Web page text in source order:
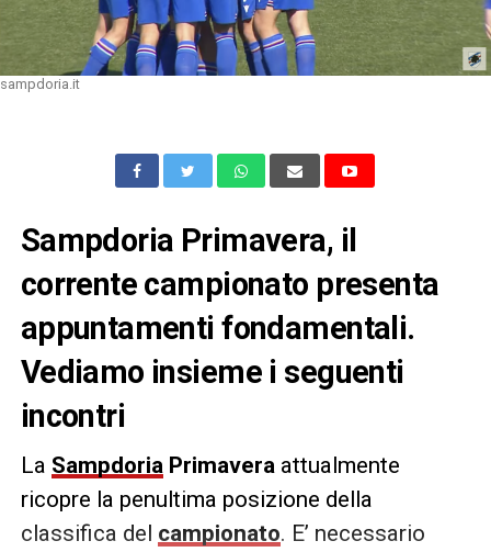
sampdoria.it
Sampdoria Primavera, il
corrente campionato presenta
appuntamenti fondamentali.
Vediamo insieme i seguenti
incontri
La SampdoriaPrimavera attualmente
ricopre la penultima posizione della
classifica del campionato. E’ necessario